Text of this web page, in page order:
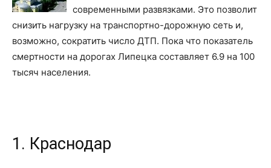
современными развязками. Это позволит
снизить нагрузку на транспортно-дорожную сеть и,
возможно, сократить число ДТП. Пока что показатель
смертности на дорогах Липецка составляет 6.9 на 100
тысяч населения.
1. Краснодар